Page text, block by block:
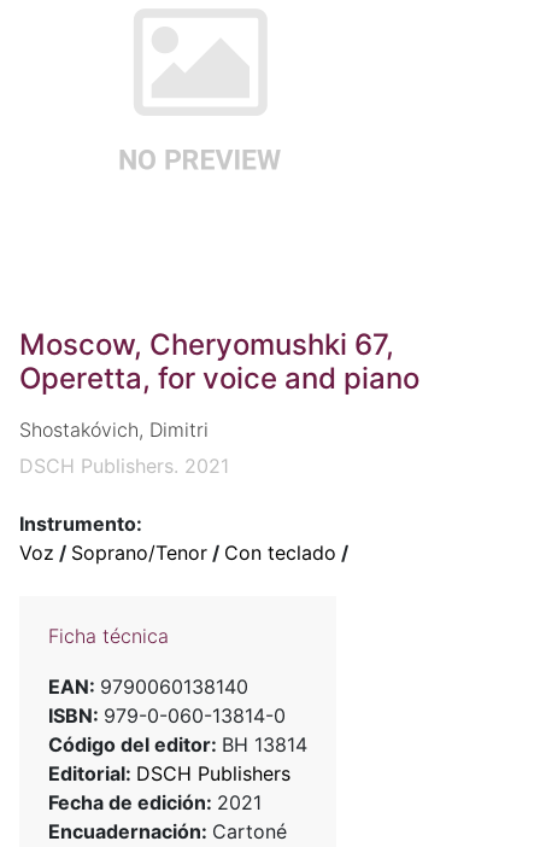
Moscow, Cheryomushki 67,
Operetta, for voice and piano
Shostakóvich, Dimitri
DSCH Publishers. 2021
Instrumento:
Voz / Soprano/Tenor / Con teclado /
Ficha técnica
EAN: 9790060138140
ISBN: 979-0-060-13814-0
Código del editor: BH 13814
Editorial: DSCH Publishers
Fecha de edición: 2021
Encuadernación: Cartoné